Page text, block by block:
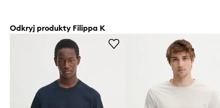
Odkryj produkty Filippa K